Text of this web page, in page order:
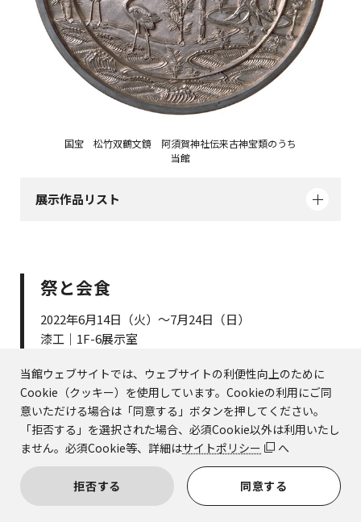
当館ウェブサイトでは、ウェブサイトの利便性向上のために
Cookie（クッキー）を使用しています。Cookieの利用にご同
意いただける場合は「同意する」ボタンを押してください。
「拒否する」を選択された場合、必須Cookie以外は利用いたし
ません。必須Cookie等、詳細はサイトポリシー へ
拒否する 同意する
国宝 松竹双鶴文鏡 阿須賀神社伝来古神宝類のうち
当館
展示作品リスト
祭と会食
2022年6月14日（火）～7月24日（日）
漆工｜1F-6展示室
神道では、神事の後にお供えの酒や食物をおろして神々と
人々が飲食をともにする宴会行事（直会）があります。仏
教でも仏前に食事を供え、また法要のおりに檀家や信者が
僧侶とともにする食事（斎）があります。一部の禅宗寺院
では、寺を開いた祖師の供養に食事やお茶を捧げてともに
いただく儀礼（四ッ頭茶礼）が伝わります。いずれの食事